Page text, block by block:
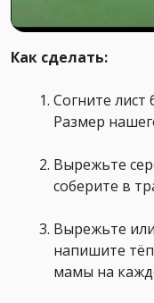
Как сделать:
Согните лист
Размер
Вырежьте
соберите в
Вырежьте
напишите
мамы на